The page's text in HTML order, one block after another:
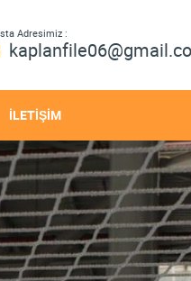
Adresimiz :
İLETİŞİM